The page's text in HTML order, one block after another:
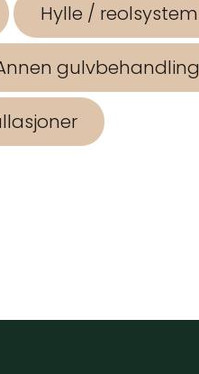
Hylle / reolsystem
gulvbehandling